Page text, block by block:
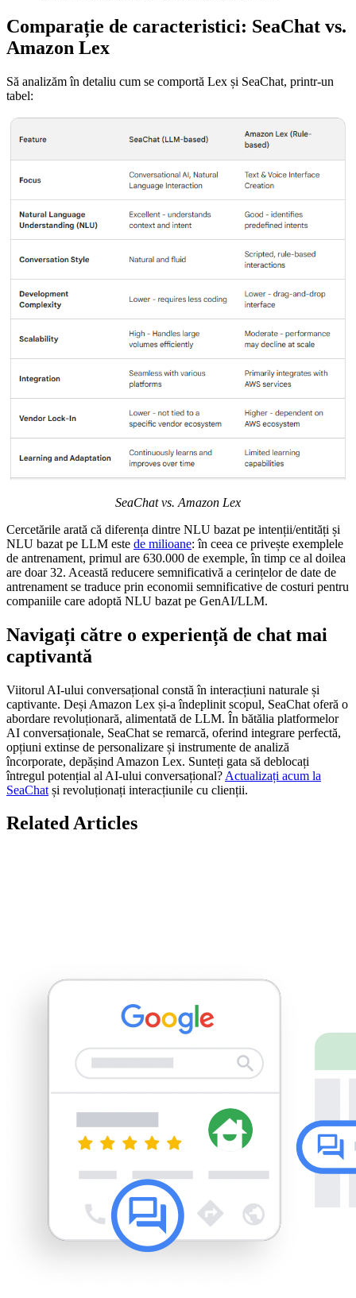
Comparație de caracteristici: SeaChat vs.
Amazon Lex
Să analizăm în detaliu cum se comportă Lex și SeaChat, printr-un
tabel:
SeaChat vs. Amazon Lex
Cercetările arată că diferența dintre NLU bazat pe intenții/entități și
NLU bazat pe LLM este de milioane: în ceea ce privește exemplele
de antrenament, primul are 630.000 de exemple, în timp ce al doilea
are doar 32. Această reducere semnificativă a cerințelor de date de
antrenament se traduce prin economii semnificative de costuri pentru
companiile care adoptă NLU bazat pe GenAI/LLM.
Navigați către o experiență de chat mai
captivantă
Viitorul AI-ului conversațional constă în interacțiuni naturale și
captivante. Deși Amazon Lex și-a îndeplinit scopul, SeaChat oferă o
abordare revoluționară, alimentată de LLM. În bătălia platformelor
AI conversaționale, SeaChat se remarcă, oferind integrare perfectă,
opțiuni extinse de personalizare și instrumente de analiză
încorporate, depășind Amazon Lex. Sunteți gata să deblocați
întregul potențial al AI-ului conversațional? Actualizați acum la
SeaChat și revoluționați interacțiunile cu clienții.
Related Articles